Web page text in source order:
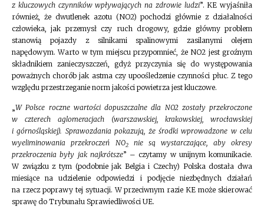
z kluczowych czynników wpływających na zdrowie ludzi”. KE wyjaśniła
również, że dwutlenek azotu (NO2) pochodzi głównie z działalności
człowieka, jak przemysł czy ruch drogowy, gdzie główny problem
stanowią pojazdy z silnikami spalinowymi zasilanymi olejem
napędowym. Warto w tym miejscu przypomnieć, że NO2 jest groźnym
składnikiem zanieczyszczeń, gdyż przyczynia się do występowania
poważnych chorób jak astma czy upoośledzenie czynności płuc. Z tego
względu przestrzeganie norm jakości powietrza jest kluczowe.
„W Polsce roczne wartości dopuszczalne dla NO2 zostały przekroczone
w czterech aglomeracjach (warszawskiej, krakowskiej, wrocławskiej
i górnośląskiej). Sprawozdania pokazują, że środki wprowadzone w celu
wyeliminowania przekroczeń NO2nie są wystarczające, aby okresy
przekroczenia były jak najkrótsze” – czytamy w unijnym komunikacie.
W związku z tym (podobnie jak Belgia i Czechy) Polska dostała dwa
miesiące na udzielenie odpowiedzi i podjęcie niezbędnych działań
na rzecz poprawy tej sytuacji. W przeciwnym razie KE może skierować
sprawę do Trybunału Sprawiedliwości UE.